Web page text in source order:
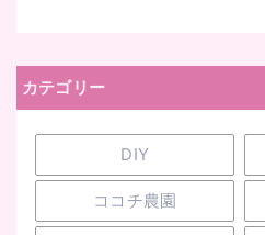
カテゴリー
DIY
ココチ農園